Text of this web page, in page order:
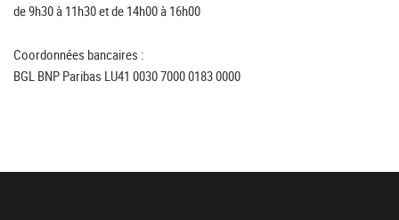
de 9h30 à 11h30 et de 14h00 à 16h00
Coordonnées bancaires :
BGL BNP Paribas LU41 0030 7000 0183 0000